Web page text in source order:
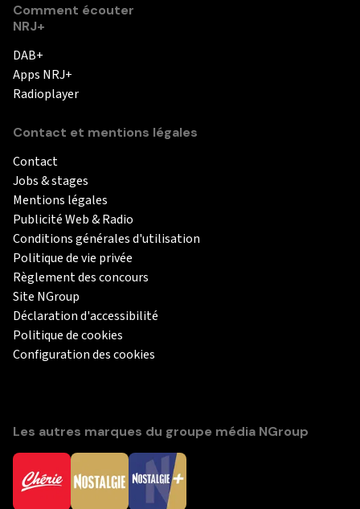
Comment écouter
NRJ+
DAB+
Apps NRJ+
Radioplayer
Contact et mentions légales
Contact
Jobs & stages
Mentions légales
Publicité Web & Radio
Conditions générales d'utilisation
Politique de vie privée
Règlement des concours
Site NGroup
Déclaration d'accessibilité
Politique de cookies
Configuration des cookies
Les autres marques du groupe média NGroup